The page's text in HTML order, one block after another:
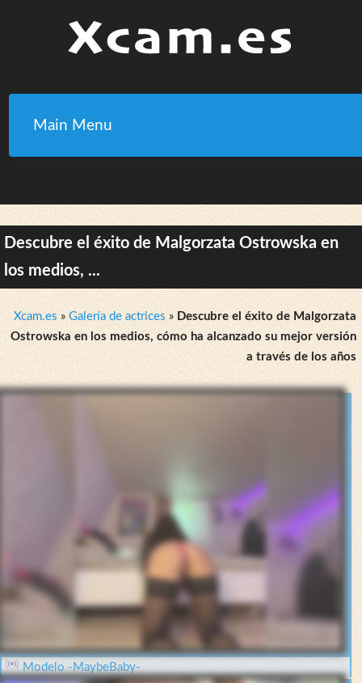
Main Menu
Descubre el éxito de Malgorzata Ostrowska en
los medios, ...
Xcam.es » Galería de actrices » Descubre el éxito de Malgorzata
Ostrowska en los medios, cómo ha alcanzado su mejor versión
a través de los años
Modelo -MaybeBaby-